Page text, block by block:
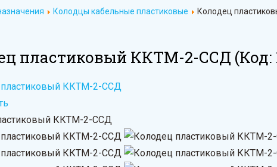
Колодцы кабельные пластиковые Колодец
пластиковый ККТМ-2-ССД (Код:
ККТМ-2-ССД